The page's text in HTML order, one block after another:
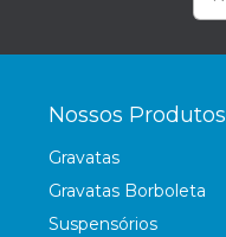
Nossos Produtos
Gravatas
Gravatas Borboleta
Suspensórios